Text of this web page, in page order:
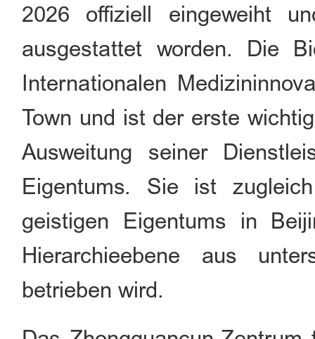
2026 offiziell eingeweiht
ausgestattet worden. Die
Internationalen
Town und ist der erste
Ausweitung seiner
Eigentums. Sie ist
geistigen Eigentums in
Hierarchieebene aus
betrieben wird.